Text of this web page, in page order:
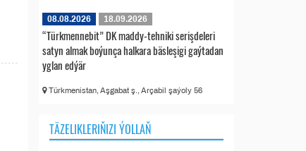
08.08.2026 18.09.2026
“Türkmennebit” DK maddy-tehniki serişdeleri
satyn almak boýunça halkara bäsleşigi gaýtadan
yglan edýär
Türkmenistan, Aşgabat ş., Arçabil şaýoly 56
TÄZELIKLERIŇIZI ÝOLLAŇ